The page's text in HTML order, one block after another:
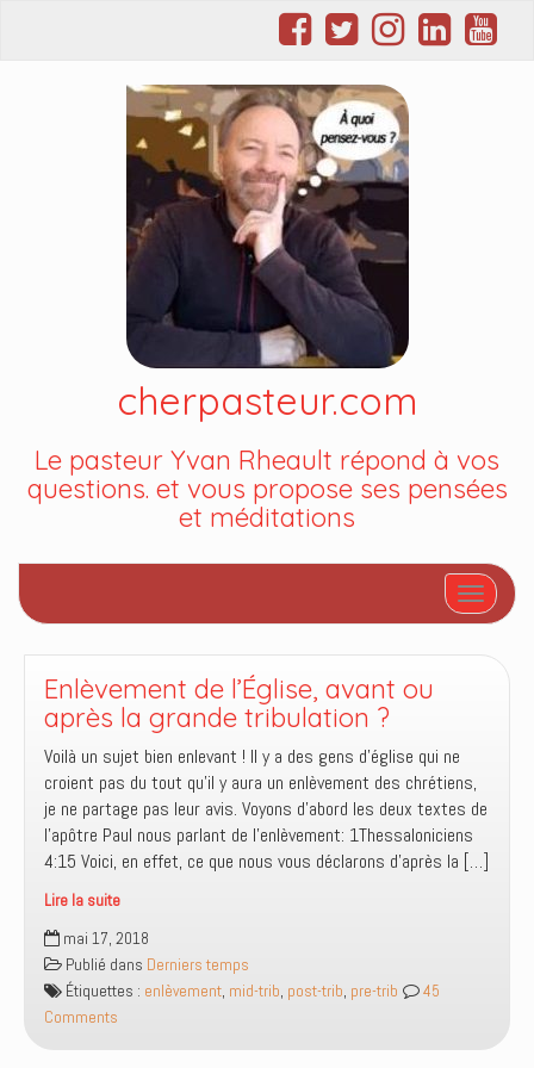
cherpasteur.com
Le pasteur Yvan Rheault répond à vos
questions. et vous propose ses pensées
et méditations
Afficher/
Enlèvement de l’Église, avant ou
après la grande tribulation ?
Voilà un sujet bien enlevant ! Il y a des gens d’église qui ne
croient pas du tout qu’il y aura un enlèvement des chrétiens,
je ne partage pas leur avis. Voyons d’abord les deux textes de
l’apôtre Paul nous parlant de l’enlèvement: 1Thessaloniciens
4:15 Voici, en effet, ce que nous vous déclarons d’après la […]
Lire la suite
Enlèvement
de
l’Église,
avant
ou
mai 17, 2018
Publié dans Derniers temps
Étiquettes : enlèvement, mid-trib, post-trib, pre-trib
45
Comments